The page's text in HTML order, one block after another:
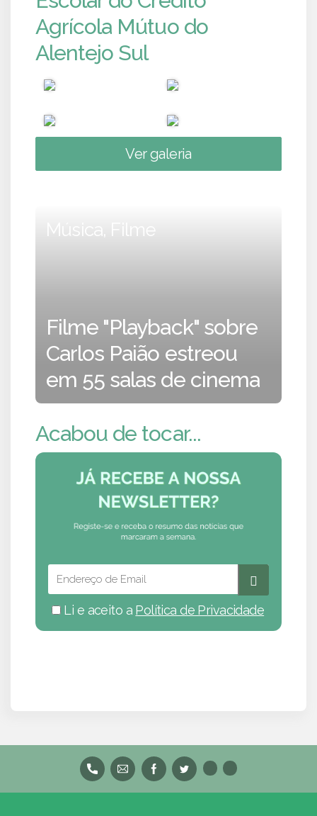
Agrícola Mútuo do
Alentejo Sul
Ver galeria
Música, Filme
Filme "Playback" sobre
Carlos Paião estreou
em 55 salas de cinema
Acabou de tocar...
Li e aceito a Política de Privacidade